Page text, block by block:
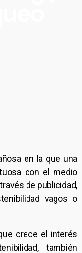
en la que una
con el medio
de publicidad,
vagos o
crece el interés
también